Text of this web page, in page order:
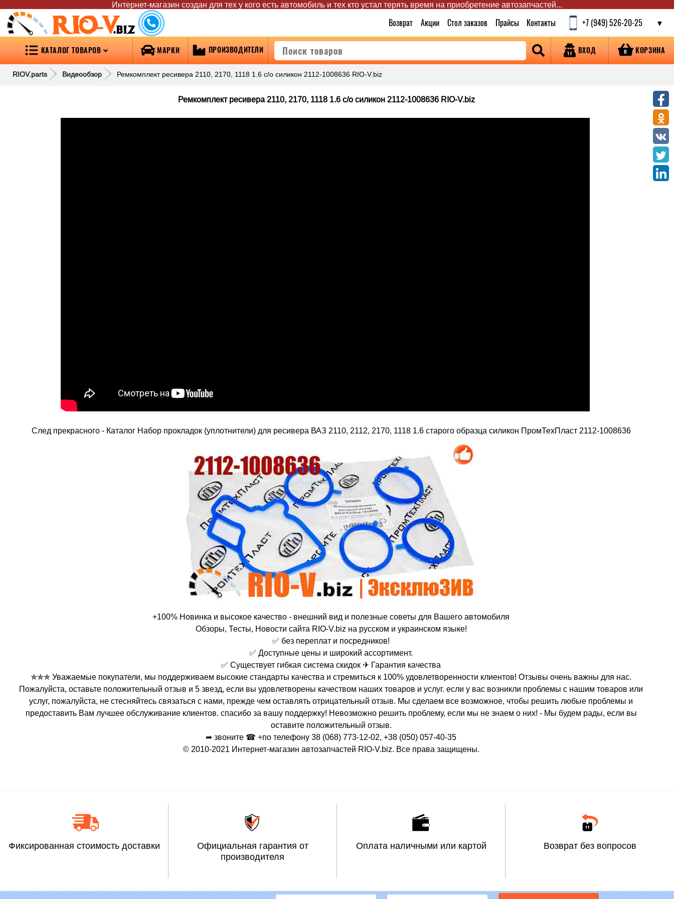
Интернет-магазин создан для тех у кого есть автомобиль и тех кто устал терять время на приобретение автозапчастей...
RIO-V.biz Возврат Акции Стол заказов Прайсы Контакты +7 (949) 526-20-25
КАТАЛОГ ТОВАРОВ МАРКИ ПРОИЗВОДИТЕЛИ ВХОД 0 КОРЗИНА
RIOV.parts Видеообзор Ремкомплект ресивера 2110, 2170, 1118 1.6 с/о силикон 2112-1008636 RIO-V.biz
Ремкомплект ресивера 2110, 2170, 1118 1.6 с/о силикон 2112-1008636 RIO-V.biz
След прекрасного - Каталог Набор прокладок (уплотнители) для ресивера ВАЗ 2110, 2112, 2170, 1118 1.6 старого образца силикон ПромТехПласт 2112-1008636
+100% Новинка и высокое качество - внешний вид и полезные советы для Вашего автомобиля
Обзоры, Тесты, Новости сайта RIO-V.biz на русском и украинском языке!
✅ без переплат и посредников!
✅ Доступные цены и широкий ассортимент.
✅ Существует гибкая система скидок ✈ Гарантия качества
✯✯✯ Уважаемые покупатели, мы поддерживаем высокие стандарты качества и стремиться к 100% удовлетворенности клиентов! Отзывы очень важны для нас.
Пожалуйста, оставьте положительный отзыв и 5 звезд, если вы удовлетворены качеством наших товаров и услуг. если у вас возникли проблемы с нашим товаров или
услуг, пожалуйста, не стесняйтесь связаться с нами, прежде чем оставлять отрицательный отзыв. Мы сделаем все возможное, чтобы решить любые проблемы и
предоставить Вам лучшее обслуживание клиентов. спасибо за вашу поддержку! Невозможно решить проблему, если мы не знаем о них! - Мы будем рады, если вы
оставите положительный отзыв.
➦ звоните ☎ +по телефону 38 (068) 773-12-02, +38 (050) 057-40-35
© 2010-2021 Интернет-магазин автозапчастей RIO-V.biz. Все права защищены.
Фиксированная стоимость доставки
Официальная гарантия от
производителя
Оплата наличными или картой Возврат без вопросов